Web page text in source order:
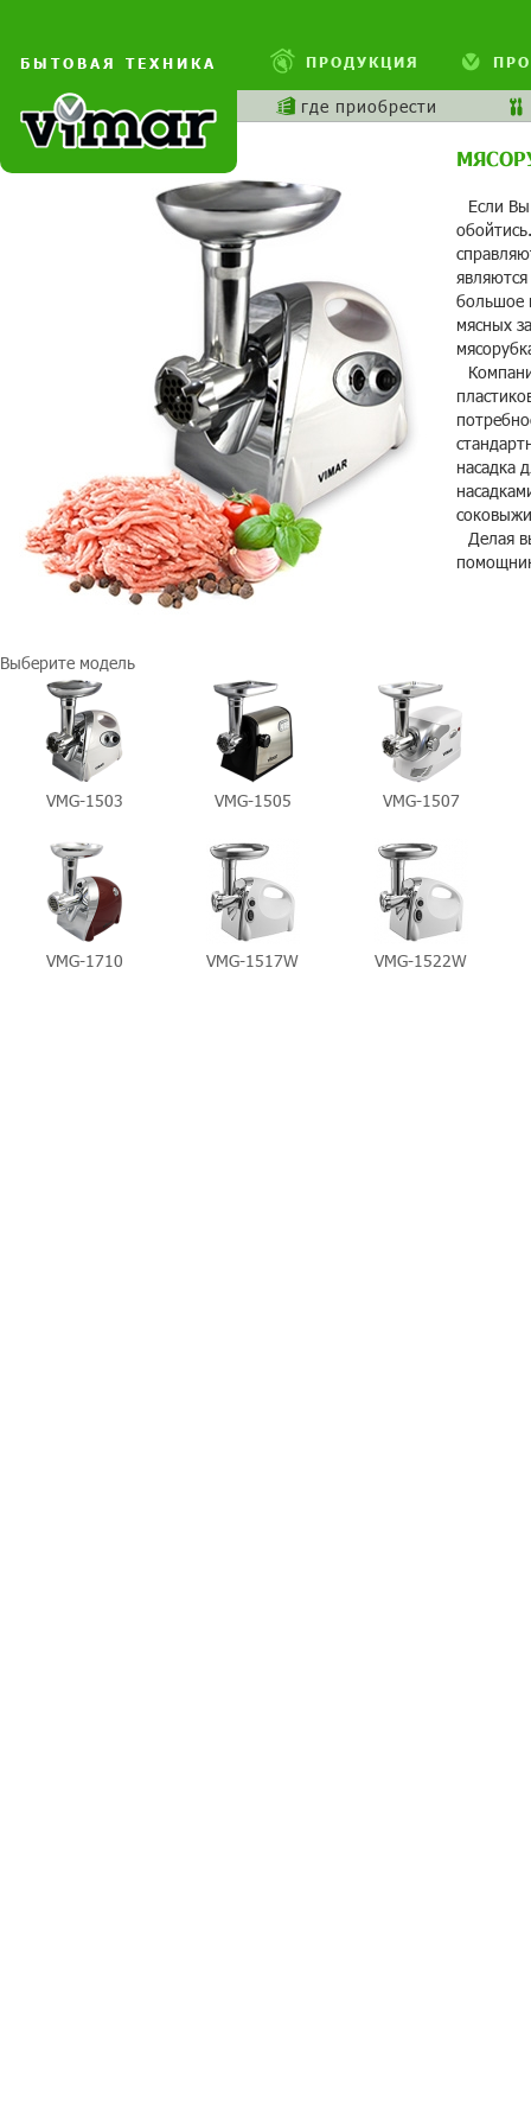
БЫТОВАЯ ТЕХНИКА ПРОДУКЦИЯ
где приобрести
Если
большое
мясных
насадка
Делая
Выберите модель
VMG-1503 VMG-1505 VMG-1507
VMG-1710 VMG-1517W VMG-1522W